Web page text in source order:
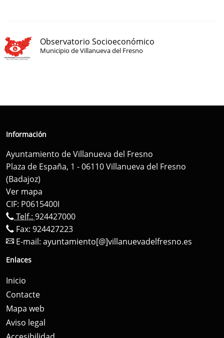
Observatorio Socioeconómico
Municipio de Villanueva del Fresno
Información
Ayuntamiento de Villanueva del Fresno
Plaza de España, 1 - 06110 Villanueva del Fresno
(Badajoz)
Ver mapa
CIF: P0615400I
Telf.: 924427000
Fax: 924427223
E-mail: ayuntamiento[@]villanuevadelfresno.es
Enlaces
Inicio
Contacte
Mapa web
Aviso legal